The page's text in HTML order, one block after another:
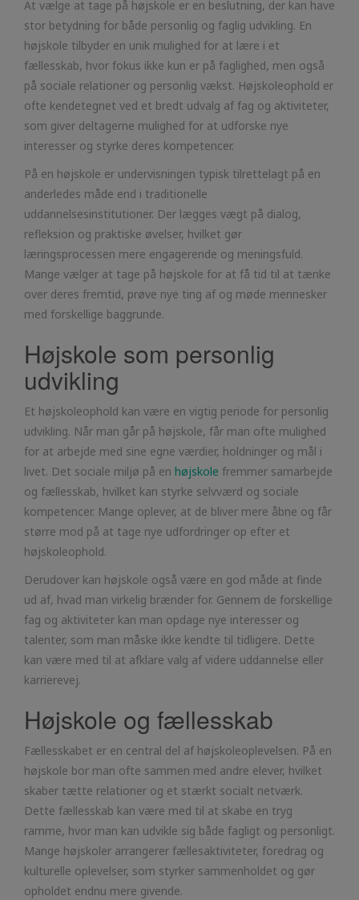
At vælge at tage på højskole er en beslutning, der kan have
stor betydning for både personlig og faglig udvikling. En
højskole tilbyder en unik mulighed for at lære i et
fællesskab, hvor fokus ikke kun er på faglighed, men også
på sociale relationer og personlig vækst. Højskoleophold er
ofte kendetegnet ved et bredt udvalg af fag og aktiviteter,
som giver deltagerne mulighed for at udforske nye
interesser og styrke deres kompetencer.
På en højskole er undervisningen typisk tilrettelagt på en
anderledes måde end i traditionelle
uddannelsesinstitutioner. Der lægges vægt på dialog,
refleksion og praktiske øvelser, hvilket gør
læringsprocessen mere engagerende og meningsfuld.
Mange vælger at tage på højskole for at få tid til at tænke
over deres fremtid, prøve nye ting af og møde mennesker
med forskellige baggrunde.
Højskole som personlig
udvikling
Et højskoleophold kan være en vigtig periode for personlig
udvikling. Når man går på højskole, får man ofte mulighed
for at arbejde med sine egne værdier, holdninger og mål i
livet. Det sociale miljø på en højskole fremmer samarbejde
og fællesskab, hvilket kan styrke selvværd og sociale
kompetencer. Mange oplever, at de bliver mere åbne og får
større mod på at tage nye udfordringer op efter et
højskoleophold.
Derudover kan højskole også være en god måde at finde
ud af, hvad man virkelig brænder for. Gennem de forskellige
fag og aktiviteter kan man opdage nye interesser og
talenter, som man måske ikke kendte til tidligere. Dette
kan være med til at afklare valg af videre uddannelse eller
karrierevej.
Højskole og fællesskab
Fællesskabet er en central del af højskoleoplevelsen. På en
højskole bor man ofte sammen med andre elever, hvilket
skaber tætte relationer og et stærkt socialt netværk.
Dette fællesskab kan være med til at skabe en tryg
ramme, hvor man kan udvikle sig både fagligt og personligt.
Mange højskoler arrangerer fællesaktiviteter, foredrag og
kulturelle oplevelser, som styrker sammenholdet og gør
opholdet endnu mere givende.